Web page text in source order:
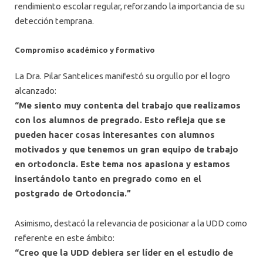
rendimiento escolar regular, reforzando la importancia de su
detección temprana.
Compromiso académico y formativo
La Dra. Pilar Santelices manifestó su orgullo por el logro
alcanzado:
“Me siento muy contenta del trabajo que realizamos
con los alumnos de pregrado. Esto refleja que se
pueden hacer cosas interesantes con alumnos
motivados y que tenemos un gran equipo de trabajo
en ortodoncia. Este tema nos apasiona y estamos
insertándolo tanto en pregrado como en el
postgrado de Ortodoncia.”
Asimismo, destacó la relevancia de posicionar a la UDD como
referente en este ámbito:
“Creo que la UDD debiera ser líder en el estudio de